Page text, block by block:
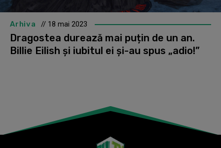
Arhiva // 18 mai 2023
Dragostea durează mai puțin de un an.
Billie Eilish și iubitul ei și-au spus „adio!”